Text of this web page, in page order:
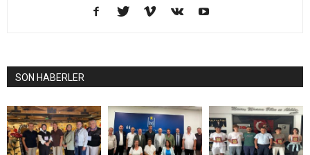
SON HABERLER